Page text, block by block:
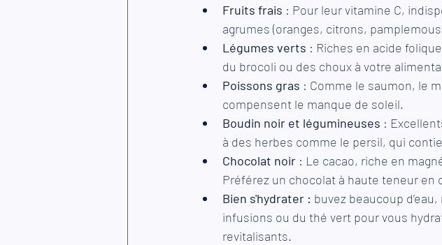
Fruits frais : Pour leur vitamine C,
agrumes (oranges, citrons,
Légumes verts : Riches en acide
du brocoli ou des choux à votre
Poissons gras : Comme le saumon, le
compensent le manque de soleil.
Boudin noir et légumineuses :
à des herbes comme le persil, qui
Chocolat noir : Le cacao, riche en
Préférez un chocolat à haute teneur en
Bien s'hydrater : buvez beaucoup
infusions ou du thé vert pour vous
revitalisants.